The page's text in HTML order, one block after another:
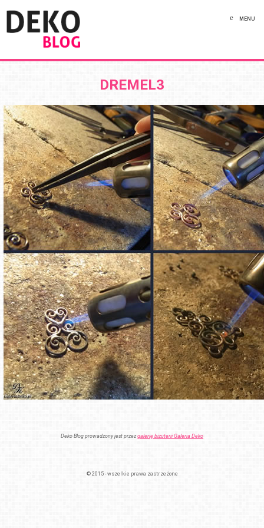
MENU
DREMEL3
Deko Blog prowadzony jest przezgalerię biżuterii Galeria Deko
© 2015 - wszelkie prawa zastrzeżone